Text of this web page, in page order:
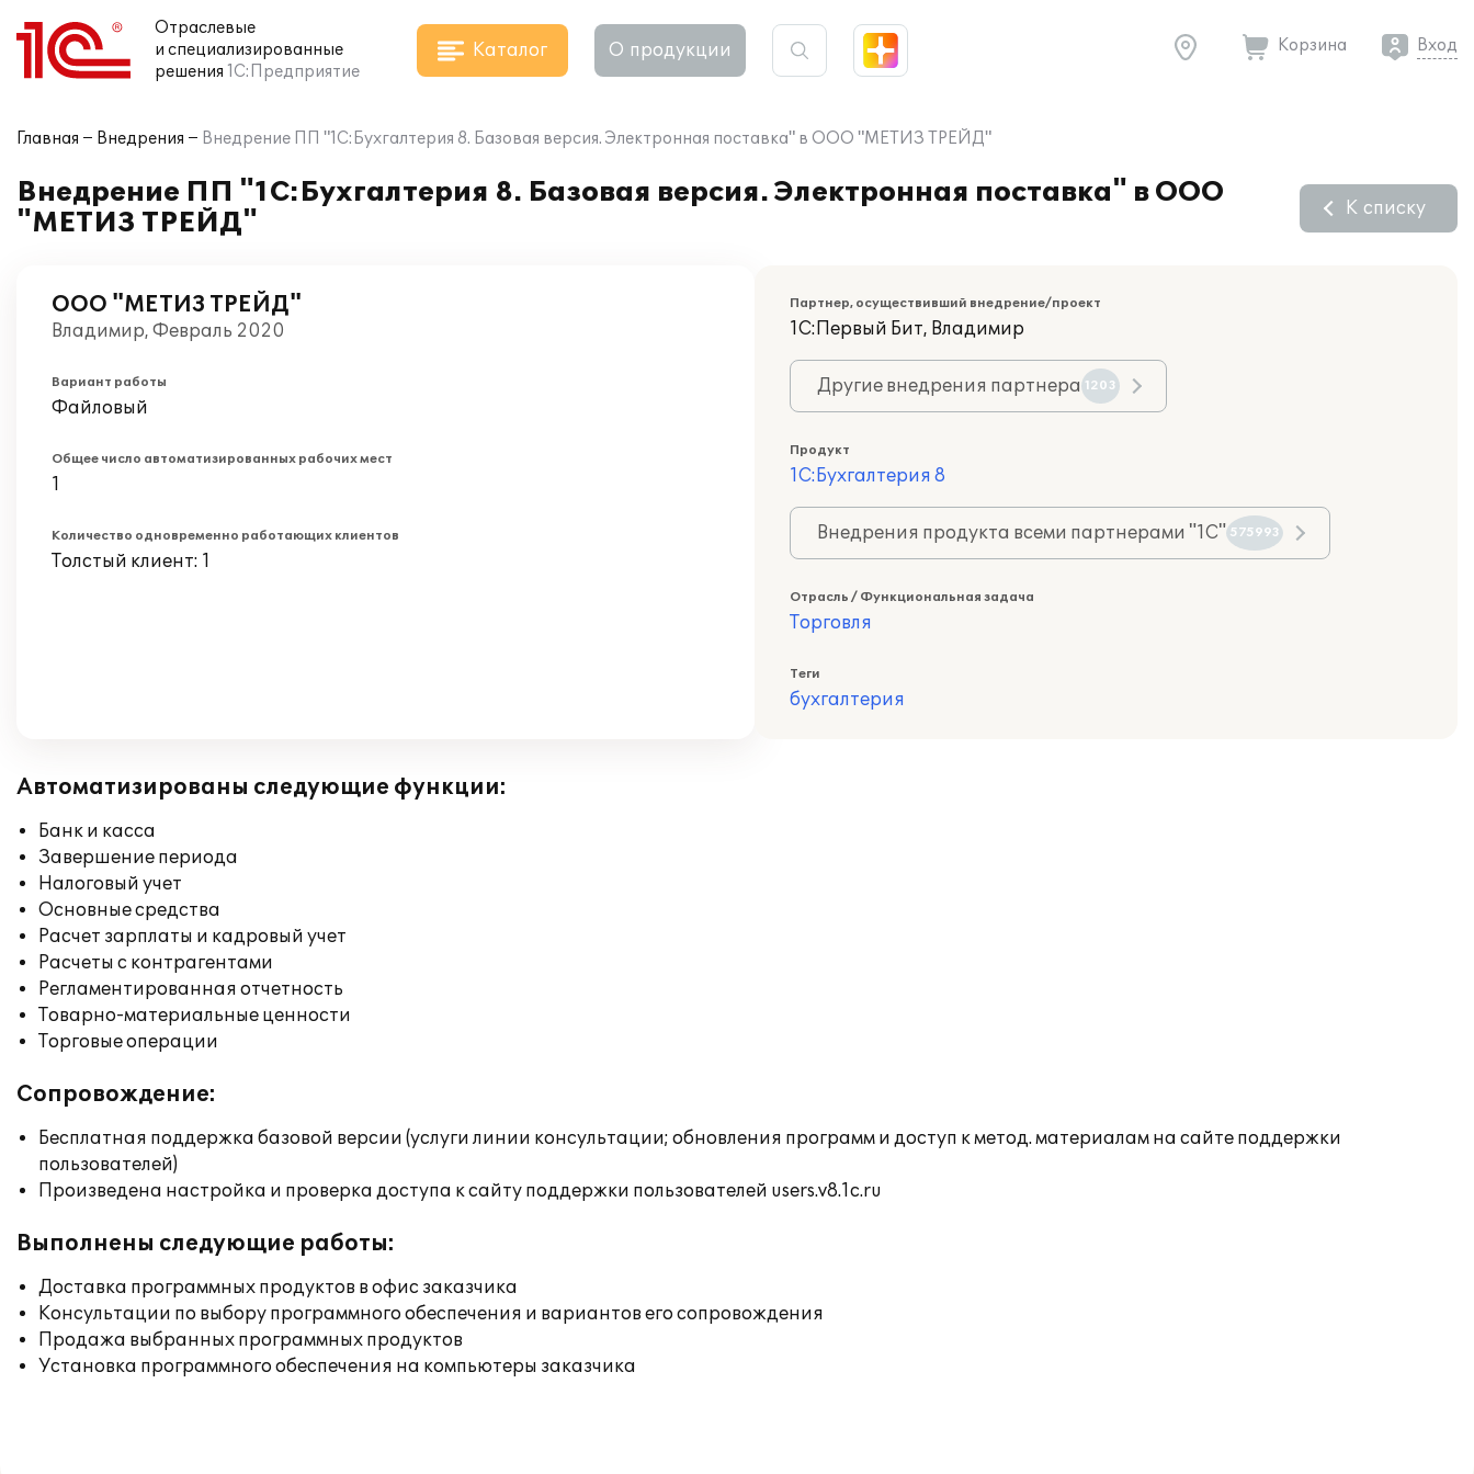
Отраслевые
и специализированные
решения 1С:Предприятие
Каталог О продукции Корзина Вход
Главная Внедрения Внедрение ПП "1С:Бухгалтерия 8. Базовая версия. Электронная поставка" в ООО "МЕТИЗ ТРЕЙД"
Внедрение ПП "1С:Бухгалтерия 8. Базовая версия. Электронная поставка" в ООО
"МЕТИЗ ТРЕЙД"
К списку
ООО "МЕТИЗ ТРЕЙД"
Владимир, Февраль 2020
Вариант работы
Файловый
Общее число автоматизированных рабочих мест
1
Количество одновременно работающих клиентов
Толстый клиент: 1
Партнер, осуществивший внедрение/проект
1С:Первый Бит, Владимир
Другие внедрения партнера 1203
Продукт
1С:Бухгалтерия 8
Внедрения продукта всеми партнерами "1С" 575993
Отрасль / Функциональная задача
Торговля
Теги
бухгалтерия
Автоматизированы следующие функции:
Банк и касса
Завершение периода
Налоговый учет
Основные средства
Расчет зарплаты и кадровый учет
Расчеты с контрагентами
Регламентированная отчетность
Товарно-материальные ценности
Торговые операции
Сопровождение:
Бесплатная поддержка базовой версии (услуги линии консультации; обновления программ и доступ к метод. материалам на сайте поддержки
пользователей)
Произведена настройка и проверка доступа к сайту поддержки пользователей users.v8.1c.ru
Выполнены следующие работы:
Доставка программных продуктов в офис заказчика
Консультации по выбору программного обеспечения и вариантов его сопровождения
Продажа выбранных программных продуктов
Установка программного обеспечения на компьютеры заказчика